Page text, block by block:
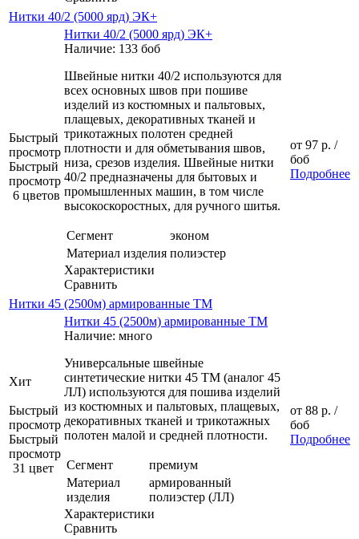
Нитки 40/2 (5000 ярд) ЭК+
Быстрый
просмотр
Быстрый
просмотр
6 цветов
Нитки 40/2 (5000 ярд) ЭК+
Наличие: 133 боб
Швейные нитки 40/2 используются для
всех основных швов при пошиве
изделий из костюмных и пальтовых,
плащевых, декоративных тканей и
трикотажных полотен средней
плотности и для обметывания швов,
низа, срезов изделия. Швейные нитки
40/2 предназначены для бытовых и
промышленных машин, в том числе
высокоскоростных, для ручного шитья.
Сегмент
эконом
Материал изделия полиэстер
Характеристики
Сравнить
от 97 р. /
боб
Подробнее
Нитки 45 (2500м) армированные ТМ
Хит
Быстрый
просмотр
Быстрый
просмотр
31 цвет
Нитки 45 (2500м) армированные ТМ
Наличие: много
Универсальные швейные
синтетические нитки 45 ТМ (аналог 45
ЛЛ) используются для пошива изделий
из костюмных и пальтовых, плащевых,
декоративных тканей и трикотажных
полотен малой и средней плотности.
Сегмент
премиум
Материал
изделия
армированный
полиэстер (ЛЛ)
Характеристики
Сравнить
от 88 р. /
боб
Подробнее